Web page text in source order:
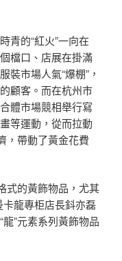
青的“紅火”一向在
檔口、店展在掛滿
裝市場人氣“爆棚”，
顧客。而在杭州市
體市場競相舉行寫
等運動，從而拉動
，帶動了黃金花費
式的黃飾物品，尤其
龍專柜店長鈄亦磊
”元素系列黃飾物品